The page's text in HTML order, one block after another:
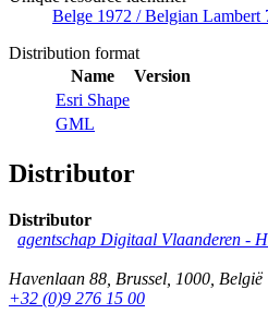
Belge 1972 / Belgian Lambert
Distribution format
Name
Version
Esri Shape
GML
Distributor
Distributor
agentschap Digitaal Vlaanderen -
Havenlaan 88 Brussel 1000 België
+32 (0)9 276 15 00